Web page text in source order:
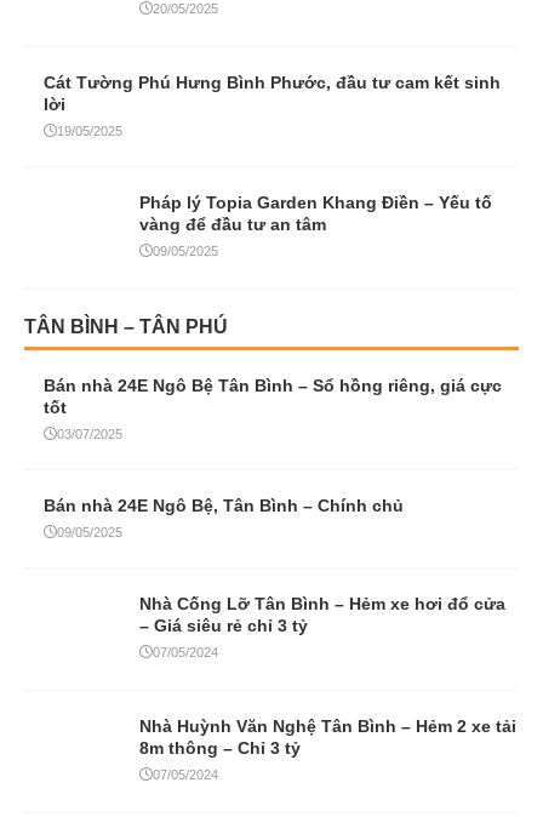
20/05/2025
Cát Tường Phú Hưng Bình Phước, đầu tư cam kết sinh
lời
19/05/2025
Pháp lý Topia Garden Khang Điền – Yếu tố
vàng để đầu tư an tâm
09/05/2025
TÂN BÌNH – TÂN PHÚ
Bán nhà 24E Ngô Bệ Tân Bình – Sổ hồng riêng, giá cực
tốt
03/07/2025
Bán nhà 24E Ngô Bệ, Tân Bình – Chính chủ
09/05/2025
Nhà Cống Lỡ Tân Bình – Hẻm xe hơi đổ cửa
– Giá siêu rẻ chỉ 3 tỷ
07/05/2024
Nhà Huỳnh Văn Nghệ Tân Bình – Hẻm 2 xe tải
8m thông – Chỉ 3 tỷ
07/05/2024